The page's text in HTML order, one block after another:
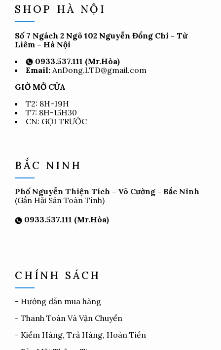
SHOP HÀ NỘI
Số 7 Ngách 2 Ngõ 102 Nguyễn Đổng Chi - Từ
Liêm – Hà Nội
0933.537.111 (Mr.Hòa)
Email: AnDong.LTD@gmail.com
GIỜ MỞ CỬA
T2: 8H-19H
T7: 8H-15H30
CN: GỌI TRƯỚC
BẮC NINH
Phố Nguyễn Thiện Tích - Võ Cường - Bắc Ninh
(Gần Hải Sản Toàn Tình)
0933.537.111 (Mr.Hòa)
CHÍNH SÁCH
- Hướng dẫn mua hàng
- Thanh Toán Và Vận Chuyển
- Kiểm Hàng, Trả Hàng, Hoàn Tiền